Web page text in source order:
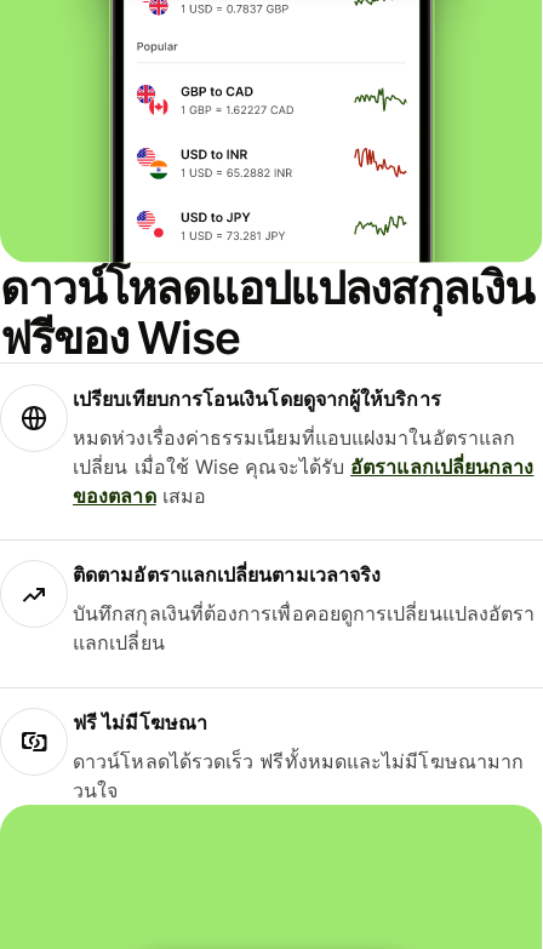
ดาวน์โหลดแอปแปลงสกุลเงิน
ฟรีของ Wise
เปรียบเทียบการโอนเงินโดยดูจากผู้ให้บริการ
หมดห่วงเรื่องค่าธรรมเนียมที่แอบแฝงมาในอัตราแลก
เปลี่ยน เมื่อใช้ Wise คุณจะได้รับ อัตราแลกเปลี่ยนกลาง
ของตลาดเสมอ
ติดตามอัตราแลกเปลี่ยนตามเวลาจริง
บันทึกสกุลเงินที่ต้องการเพื่อคอยดูการเปลี่ยนแปลงอัตรา
แลกเปลี่ยน
ฟรี ไม่มีโฆษณา
ดาวน์โหลดได้รวดเร็ว ฟรีทั้งหมดและไม่มีโฆษณามาก
วนใจ